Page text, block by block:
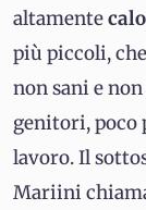
altamente
più piccoli,
non sani e
genitori, poco
lavoro. Il
Mariini